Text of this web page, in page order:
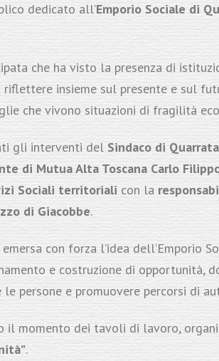
dedicato all’Emporio Sociale di
che ha visto la presenza di
insieme sul presente e sul
che vivono situazioni di fragilità
gli interventi del Sindaco di
di Mutua Alta Toscana Carlo
Sociali territoriali con la
di Giacobbe.
con forza l’idea dell’Emporio
e costruzione di opportunità,
persone e promuovere percorsi di
il momento dei tavoli di lavoro,
.